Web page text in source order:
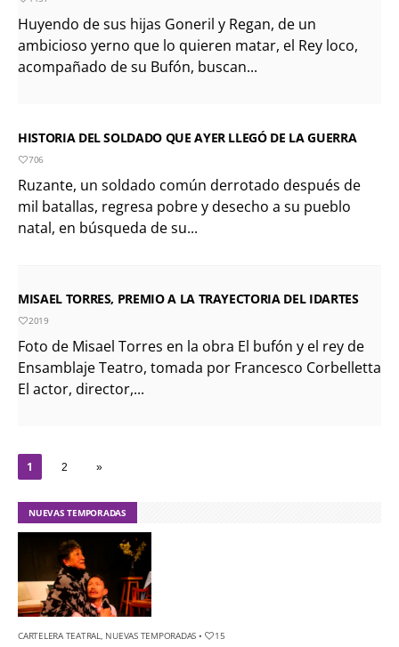
Huyendo de sus hijas Goneril y Regan, de un
ambicioso yerno que lo quieren matar, el Rey loco,
acompañado de su Bufón, buscan...
HISTORIA DEL SOLDADO QUE AYER LLEGÓ DE LA GUERRA
706
Ruzante, un soldado común derrotado después de
mil batallas, regresa pobre y desecho a su pueblo
natal, en búsqueda de su...
MISAEL TORRES, PREMIO A LA TRAYECTORIA DEL IDARTES
2019
Foto de Misael Torres en la obra El bufón y el rey de
Ensamblaje Teatro, tomada por Francesco Corbelletta.
El actor, director,...
1 2 »
NUEVAS TEMPORADAS
CARTELERA TEATRAL NUEVAS TEMPORADAS • 15